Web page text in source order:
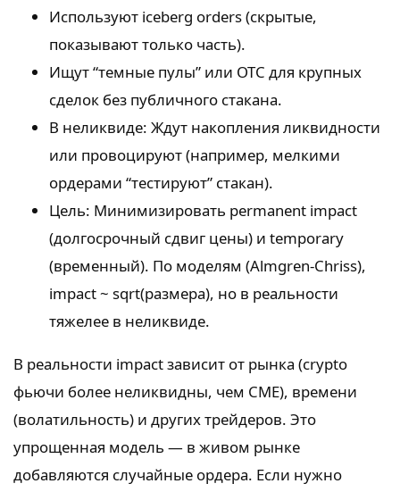
Используют iceberg orders (скрытые,
показывают только часть).
Ищут “темные пулы” или OTC для крупных
сделок без публичного стакана.
В неликвиде: Ждут накопления ликвидности
или провоцируют (например, мелкими
ордерами “тестируют” стакан).
Цель: Минимизировать permanent impact
(долгосрочный сдвиг цены) и temporary
(временный). По моделям (Almgren-Chriss),
impact ~ sqrt(размера), но в реальности
тяжелее в неликвиде.
В реальности impact зависит от рынка (crypto
фьючи более неликвидны, чем CME), времени
(волатильность) и других трейдеров. Это
упрощенная модель — в живом рынке
добавляются случайные ордера. Если нужно